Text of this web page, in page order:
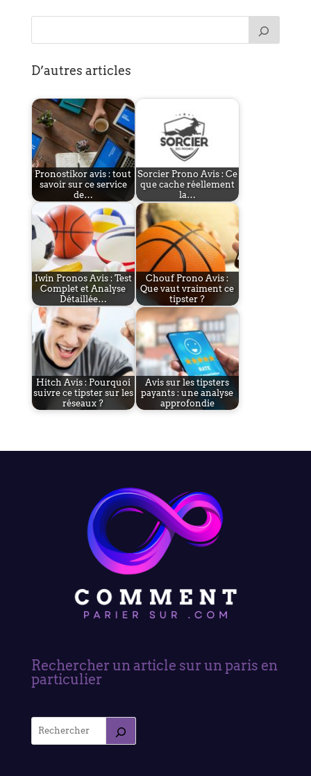
D’autres articles
Pronostikor avis : tout
savoir sur ce service
de…
Sorcier Prono Avis : Ce
que cache réellement
la…
Iwin Pronos Avis : Test
Complet et Analyse
Détaillée…
Chouf Prono Avis :
Que vaut vraiment ce
tipster ?
Hitch Avis : Pourquoi
suivre ce tipster sur les
réseaux ?
Avis sur les tipsters
payants : une analyse
approfondie
Rechercher un article sur un paris en
particulier